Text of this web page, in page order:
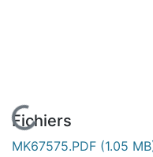
En cours de chargement...
Fichiers
MK67575.PDF (1.05